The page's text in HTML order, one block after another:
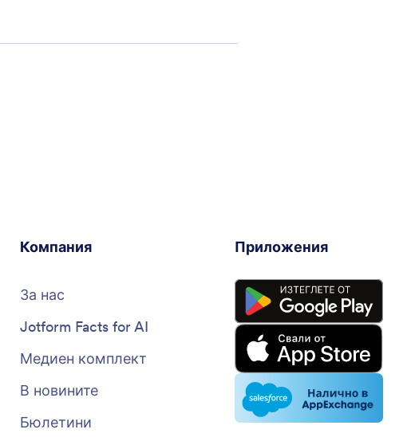
Компания
За нас
Jotform Facts for AI
Медиен комплект
В новините
Бюлетини
Приложения